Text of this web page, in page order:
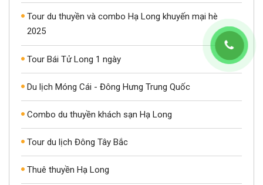
Tour du thuyền và combo Hạ Long khuyến mại hè
2025
Tour Bái Tử Long 1 ngày
Du lịch Móng Cái - Đông Hưng Trung Quốc
Combo du thuyền khách sạn Hạ Long
Tour du lịch Đông Tây Bắc
Thuê thuyền Hạ Long